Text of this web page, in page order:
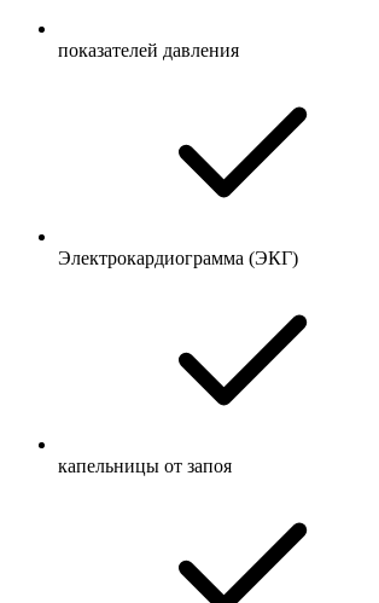
показателей давления
Электрокардиограмма (ЭКГ)
капельницы от запоя